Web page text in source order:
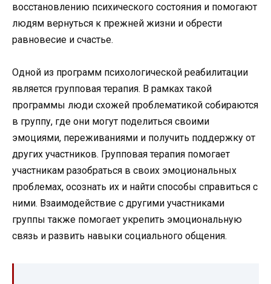
восстановлению психического состояния и помогают
людям вернуться к прежней жизни и обрести
равновесие и счастье.
Одной из программ психологической реабилитации
является групповая терапия. В рамках такой
программы люди схожей проблематикой собираются
в группу, где они могут поделиться своими
эмоциями, переживаниями и получить поддержку от
других участников. Групповая терапия помогает
участникам разобраться в своих эмоциональных
проблемах, осознать их и найти способы справиться с
ними. Взаимодействие с другими участниками
группы также помогает укрепить эмоциональную
связь и развить навыки социального общения.